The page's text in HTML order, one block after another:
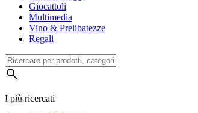
Giocattoli
Multimedia
Vino & Prelibatezze
Regali
I più ricercati